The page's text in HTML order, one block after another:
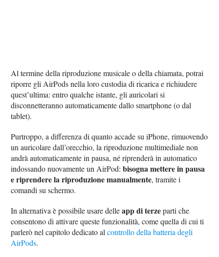
Al termine della riproduzione musicale o della chiamata, potrai
riporre gli AirPods nella loro custodia di ricarica e richiudere
quest’ultima: entro qualche istante, gli auricolari si
disconnetteranno automaticamente dallo smartphone (o dal
tablet).
Purtroppo, a differenza di quanto accade su iPhone, rimuovendo
un auricolare dall’orecchio, la riproduzione multimediale non
andrà automaticamente in pausa, né riprenderà in automatico
indossando nuovamente un AirPod:bisogna mettere in pausa
e riprendere la riproduzione manualmente, tramite i
comandi su schermo.
In alternativa è possibile usare delleapp di terzeparti che
consentono di attivare queste funzionalità, come quella di cui ti
parlerò nel capitolo dedicato alcontrollo della batteria degli
AirPods.